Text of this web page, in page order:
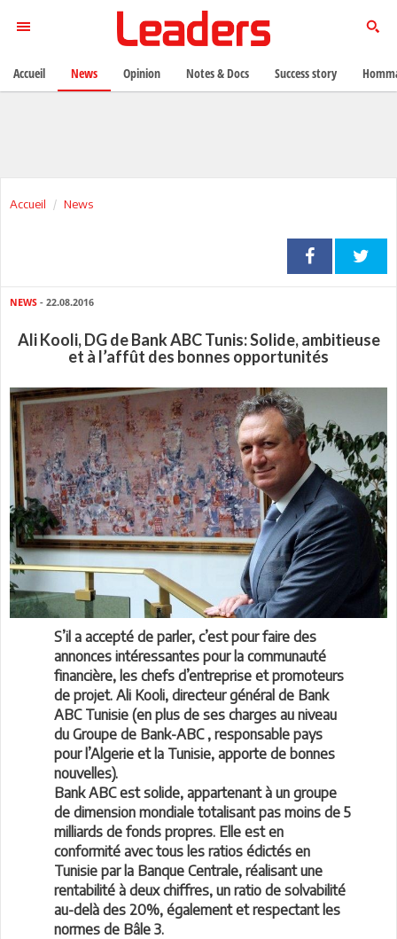
Accueil News
NEWS - 22.08.2016
Ali Kooli, DG de Bank ABC Tunis: Solide, ambitieuse
et à l’affût des bonnes opportunités
S’il a accepté de parler, c’est pour faire des
annonces intéressantes pour la communauté
financière, les chefs d’entreprise et promoteurs
de projet. Ali Kooli, directeur général de Bank
ABC Tunisie (en plus de ses charges au niveau
du Groupe de Bank-ABC , responsable pays
pour l’Algerie et la Tunisie, apporte de bonnes
nouvelles).
Bank ABC est solide, appartenant à un groupe
de dimension mondiale totalisant pas moins de 5
milliards de fonds propres. Elle est en
conformité avec tous les ratios édictés en
Tunisie par la Banque Centrale, réalisant une
rentabilité à deux chiffres, un ratio de solvabilité
au-delà des 20%, également et respectant les
normes de Bâle 3.
Accueil News Opinion Notes & Docs Success story